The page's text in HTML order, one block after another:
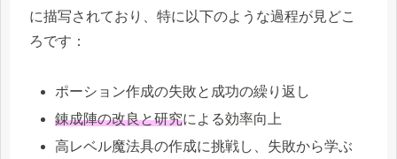
に描写されており、特に以下のような過程が見どこ
ろです：
ポーション作成の失敗と成功の繰り返し
錬成陣の改良と研究による効率向上
高レベル魔法具の作成に挑戦し、失敗から学ぶ